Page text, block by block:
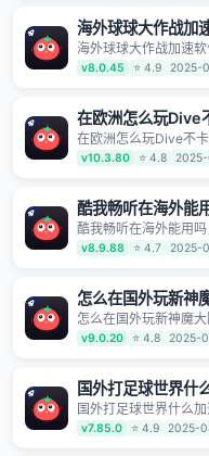
乐。
海外球球大作战加
海外球球大作战加速
点覆盖，运营商专线不
学生打造，帮助海外
v8.0.45 ⭐ 4.9 2025-
在欧洲怎么玩Dive
在欧洲怎么玩Dive不
速中转节点 无需注册
达视频音乐app,快人
不泄露 阻止第三方对
v10.3.80 ⭐ 4.8
酷我畅听在海外能
酷我畅听在海外能用
络，快速开启国内各直
问题；更能加速海量
v8.9.88 ⭐ 4.7 2025-
怎么在国外玩新神
怎么在国外玩新神魔
站，专业回国加速器
视频、爱奇艺等，加
示录、明日方舟、战双
园等国内各种服务,回
学生、港澳台地区用
加速服务，可以在海外
v9.0.20 ⭐ 4.8 2025-
国外打足球世界什
国外打足球世界什么
穿梭VPN，帮助海外
地区版权限制问题，
v7.85.0 ⭐ 4.9 2025-